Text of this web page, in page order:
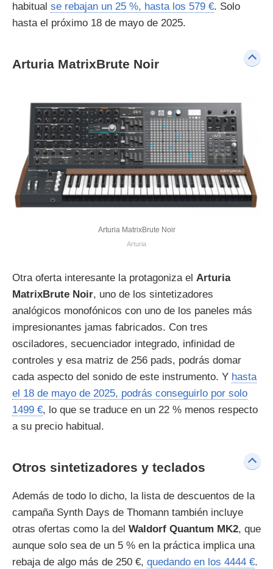
habitual se rebajan un 25 %, hasta los 579 €. Solo
hasta el próximo 18 de mayo de 2025.
Arturia MatrixBrute Noir
Arturia MatrixBrute Noir
Arturia
Otra oferta interesante la protagoniza el Arturia
MatrixBrute Noir, uno de los sintetizadores
analógicos monofónicos con uno de los paneles más
impresionantes jamas fabricados. Con tres
osciladores, secuenciador integrado, infinidad de
controles y esa matriz de 256 pads, podrás domar
cada aspecto del sonido de este instrumento. Y hasta
el 18 de mayo de 2025, podrás conseguirlo por solo
1499 €, lo que se traduce en un 22 % menos respecto
a su precio habitual.
Otros sintetizadores y teclados
Además de todo lo dicho, la lista de descuentos de la
campaña Synth Days de Thomann también incluye
otras ofertas como la del Waldorf Quantum MK2, que
aunque solo sea de un 5 % en la práctica implica una
rebaja de algo más de 250 €, quedando en los 4444 €.